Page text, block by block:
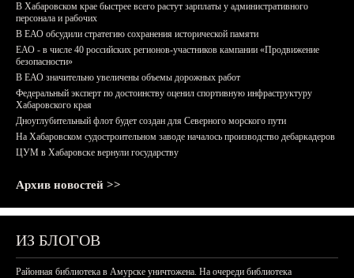
В Хабаровском крае быстрее всего растут зарплаты у административного
персонала и рабочих
В ЕАО обсудили стратегию сохранения исторической памяти
ЕАО - в числе 40 российских регионов-участников кампании «Продвижение
безопасности»
В ЕАО значительно увеличены объемы дорожных работ
Федеральный эксперт по достоинству оценил спортивную инфраструктуру
Хабаровского края
Дноуглубительный флот будет создан для Северного морского пути
На Хабаровском судостроительном заводе началось производство дебаркадеров
ЦУМ в Хабаровске вернули государству
Архив новостей >>
ИЗ БЛОГОВ
Районная библиотека в Амурске уничтожена. На очереди библиотека